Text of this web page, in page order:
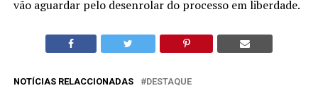
vão aguardar pelo desenrolar do processo em liberdade.
NOTÍCIAS RELACCIONADAS DESTAQUE